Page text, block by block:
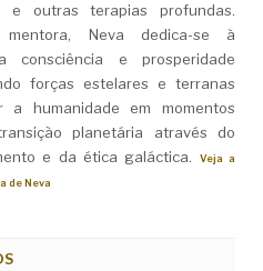
e outras terapias profundas.
Neva dedica-se à
consciência e prosperidade
forças estelares e terranas
a humanidade em momentos
planetária através do
e da ética galáctica.
Veja a
de Neva